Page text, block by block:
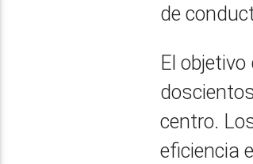
de
El
centro.
eficiencia